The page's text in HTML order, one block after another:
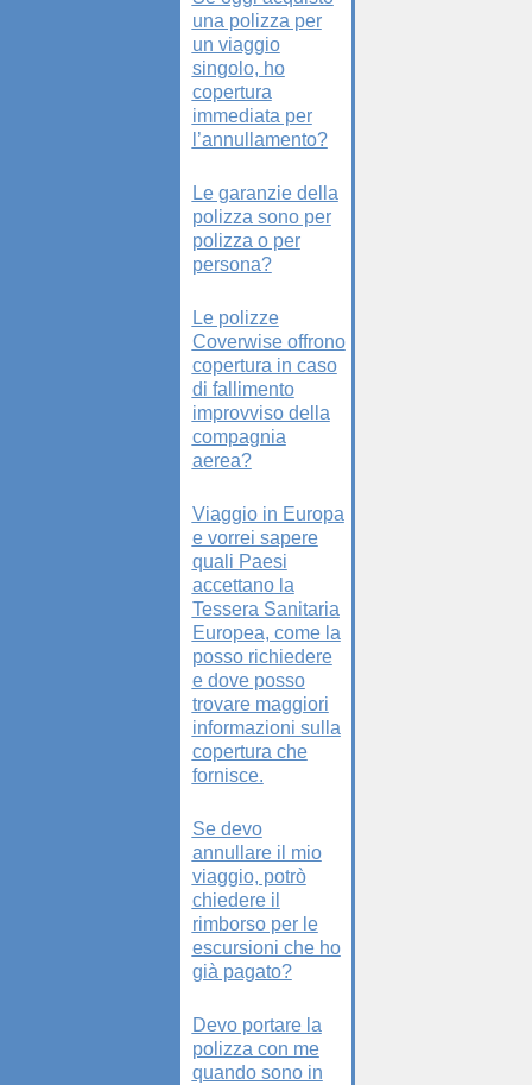
una polizza per
un viaggio
singolo, ho
copertura
immediata per
l’annullamento?
Le garanzie della
polizza sono per
polizza o per
persona?
Le polizze
Coverwise offrono
copertura in caso
di fallimento
improvviso della
compagnia
aerea?
Viaggio in Europa
e vorrei sapere
quali Paesi
accettano la
Tessera Sanitaria
Europea, come la
posso richiedere
e dove posso
trovare maggiori
informazioni sulla
copertura che
fornisce.
Se devo
annullare il mio
viaggio, potrò
chiedere il
rimborso per le
escursioni che ho
già pagato?
Devo portare la
polizza con me
quando sono in